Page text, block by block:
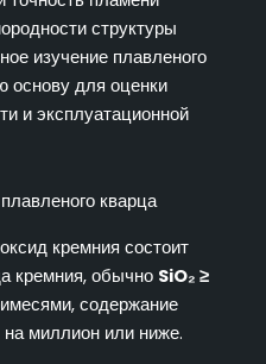
структуры
изучение плавленого
основу для оценки
и эксплуатационной
кварца
кремния состоит
кремния, обычно SiO₂ ≥
содержание
на миллион или ниже.